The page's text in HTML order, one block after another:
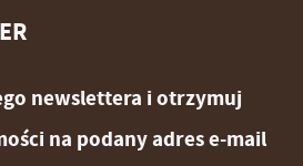
newslettera i otrzymuj
na podany adres e-mail